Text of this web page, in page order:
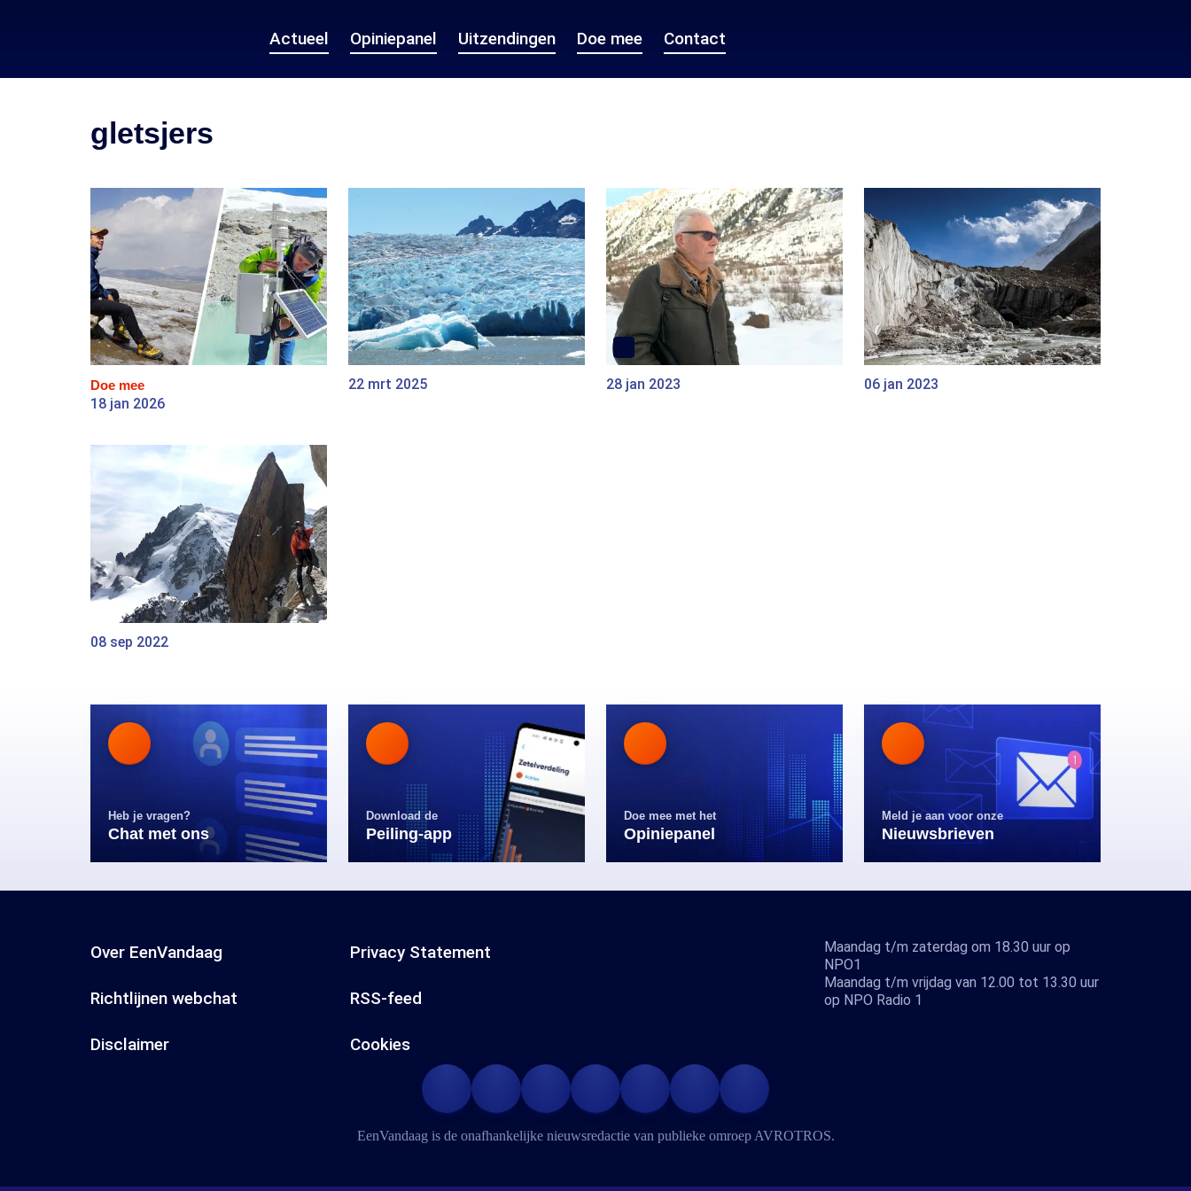
Actueel Opiniepanel Uitzendingen Doe mee Contact
gletsjers
Doe mee
18 jan 2026
22 mrt 2025 28 jan 2023 06 jan 2023
08 sep 2022
Heb je vragen?
Chat met ons
Download de
Peiling-app
Doe mee met het
Opiniepanel
Meld je aan voor onze
Nieuwsbrieven
Over EenVandaag Privacy Statement
Richtlijnen webchat RSS-feed
Disclaimer Cookies
Maandag t/m zaterdag om 18.30 uur op
NPO1
Maandag t/m vrijdag van 12.00 tot 13.30 uur
op NPO Radio 1
EenVandaag is de onafhankelijke nieuwsredactie van publieke omroep AVROTROS.